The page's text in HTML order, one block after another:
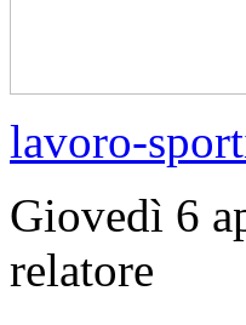
lavoro-
Giovedì 6
relatore